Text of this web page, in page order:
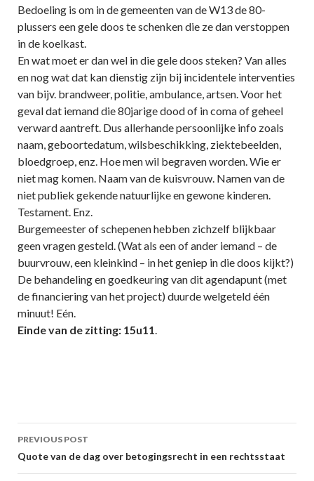
Bedoeling is om in de gemeenten van de W13 de 80-
plussers een gele doos te schenken die ze dan verstoppen
in de koelkast.
En wat moet er dan wel in die gele doos steken? Van alles
en nog wat dat kan dienstig zijn bij incidentele interventies
van bijv. brandweer, politie, ambulance, artsen. Voor het
geval dat iemand die 80jarige dood of in coma of geheel
verward aantreft. Dus allerhande persoonlijke info zoals
naam, geboortedatum, wilsbeschikking, ziektebeelden,
bloedgroep, enz. Hoe men wil begraven worden. Wie er
niet mag komen. Naam van de kuisvrouw. Namen van de
niet publiek gekende natuurlijke en gewone kinderen.
Testament. Enz.
Burgemeester of schepenen hebben zichzelf blijkbaar
geen vragen gesteld. (Wat als een of ander iemand – de
buurvrouw, een kleinkind – in het geniep in die doos kijkt?)
De behandeling en goedkeuring van dit agendapunt (met
de financiering van het project) duurde welgeteld één
minuut! Eén.
Einde van de zitting: 15u11.
Post
navigation
PREVIOUS POST
Quote van de dag over betogingsrecht in een rechtsstaat